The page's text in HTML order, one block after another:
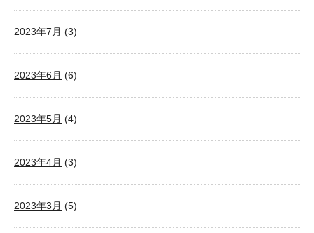
2023年7月 (3)
2023年6月 (6)
2023年5月 (4)
2023年4月 (3)
2023年3月 (5)